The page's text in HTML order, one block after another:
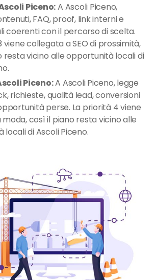
Piceno:A Ascoli Piceno,
FAQ, proof, link interni e
coerenti con il percorso di scelta.
viene collegata a SEO di prossimità,
resta vicino alle opportunità locali di
Piceno:A Ascoli Piceno, legge
richieste, qualità lead, conversioni
perse. La priorità 4 viene
così il piano resta vicino alle
di Ascoli Piceno.